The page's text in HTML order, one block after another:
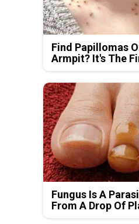
Find Papillomas
Armpit? It's The
Fungus Is A
From A Drop Of